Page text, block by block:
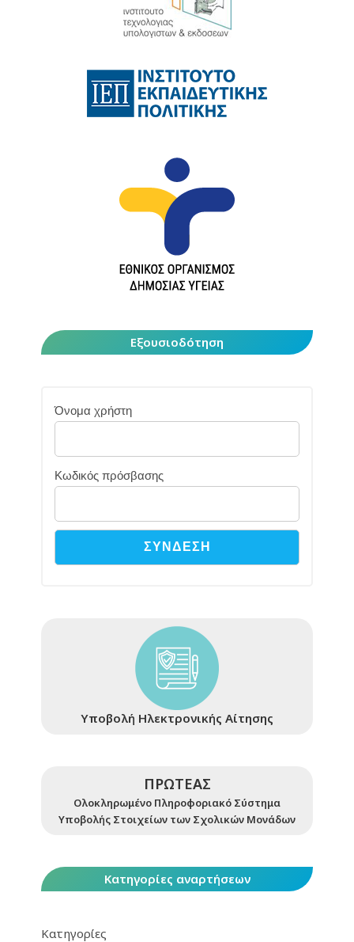
Εξουσιοδότηση
Όνομα χρήστη
Κωδικός πρόσβασης
Υποβολή Ηλεκτρονικής Αίτησης
ΠΡΩΤΕΑΣ
Ολοκληρωμένο Πληροφοριακό Σύστημα
Υποβολής Στοιχείων των Σχολικών Μονάδων
Κατηγορίες αναρτήσεων
Κατηγορίες